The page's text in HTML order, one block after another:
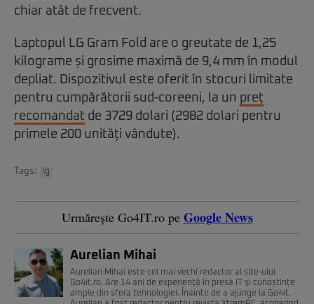
chiar atât de frecvent.
Laptopul LG Gram Fold are o greutate de 1,25
kilograme și grosime maximă de 9,4 mm în modul
depliat. Dispozitivul este oferit în stocuri limitate
pentru cumpărătorii sud-coreeni, la un preț
recomandat de 3729 dolari (2982 dolari pentru
primele 200 unități vândute).
Tags: lg
Urmărește Go4IT.ro pe Google News
Aurelian Mihai
Aurelian Mihai este cel mai vechi redactor al site-ului
Go4it.ro. Are 14 ani de experienţă în presa IT şi cunoștințe
ample din sfera tehnologiei. Înainte de a ajunge la Go4it,